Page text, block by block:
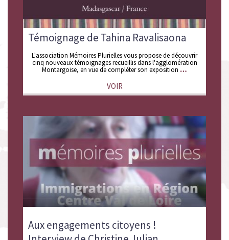
Témoignage de Tahina Ravalisaona
L'association Mémoires Plurielles vous propose de découvrir
cinq nouveaux témoignages recueillis dans l'agglomération
Montargoise, en vue de compléter son exposition
VOIR
Aux engagements citoyens !